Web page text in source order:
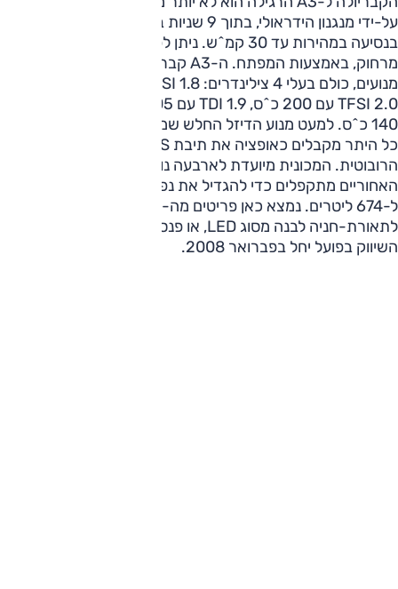
על-ידי מנגנון הידראולי, בתוך 9 שניות בלבד, וניתן לבצע זאת גם
בנסיעה במהירות עד 30 קמ^ש. ניתן לפקד על תפעול הגג גם
מרחוק, באמצעות המפתח. ה-A3 קבריולה תגיע עם ארבעה
140 כ^ס. למעט מנוע הדיזל החלש שמקבל תיבה ידנית בלבד,
הרובוטית. המכונית מיועדת לארבעה נוסעים, והמושבים
לתאורת-חניה לבנה מסוג LED, או פנסים קדמיים עוקבי-פניה.
השיווק בפועל יחל בפברואר 2008.